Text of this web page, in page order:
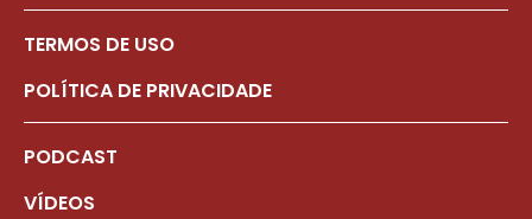
TERMOS DE USO
POLÍTICA DE PRIVACIDADE
PODCAST
VÍDEOS